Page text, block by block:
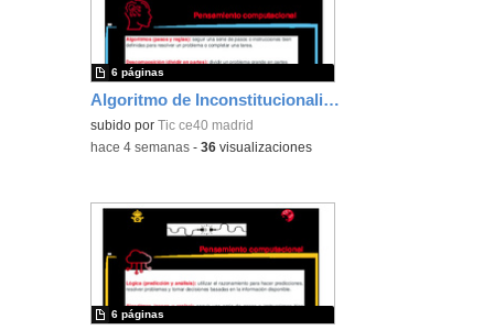
Algoritmo de Inconstitucionalidad
subido por Tic ce40 madrid
6 páginas
-hace 4 semanas -36 visualizaciones
6 páginas